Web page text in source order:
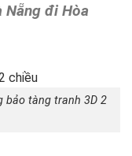
Nẵng đi Hòa
bảo tàng tranh 3D 2